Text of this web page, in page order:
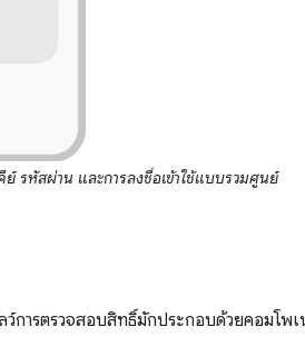
รหัสผ่าน และการลงชื่อเข้าใช้แบบรวมศูนย์
ว์การตรวจสอบสิทธิ์มักประกอบด้วยคอมโพ